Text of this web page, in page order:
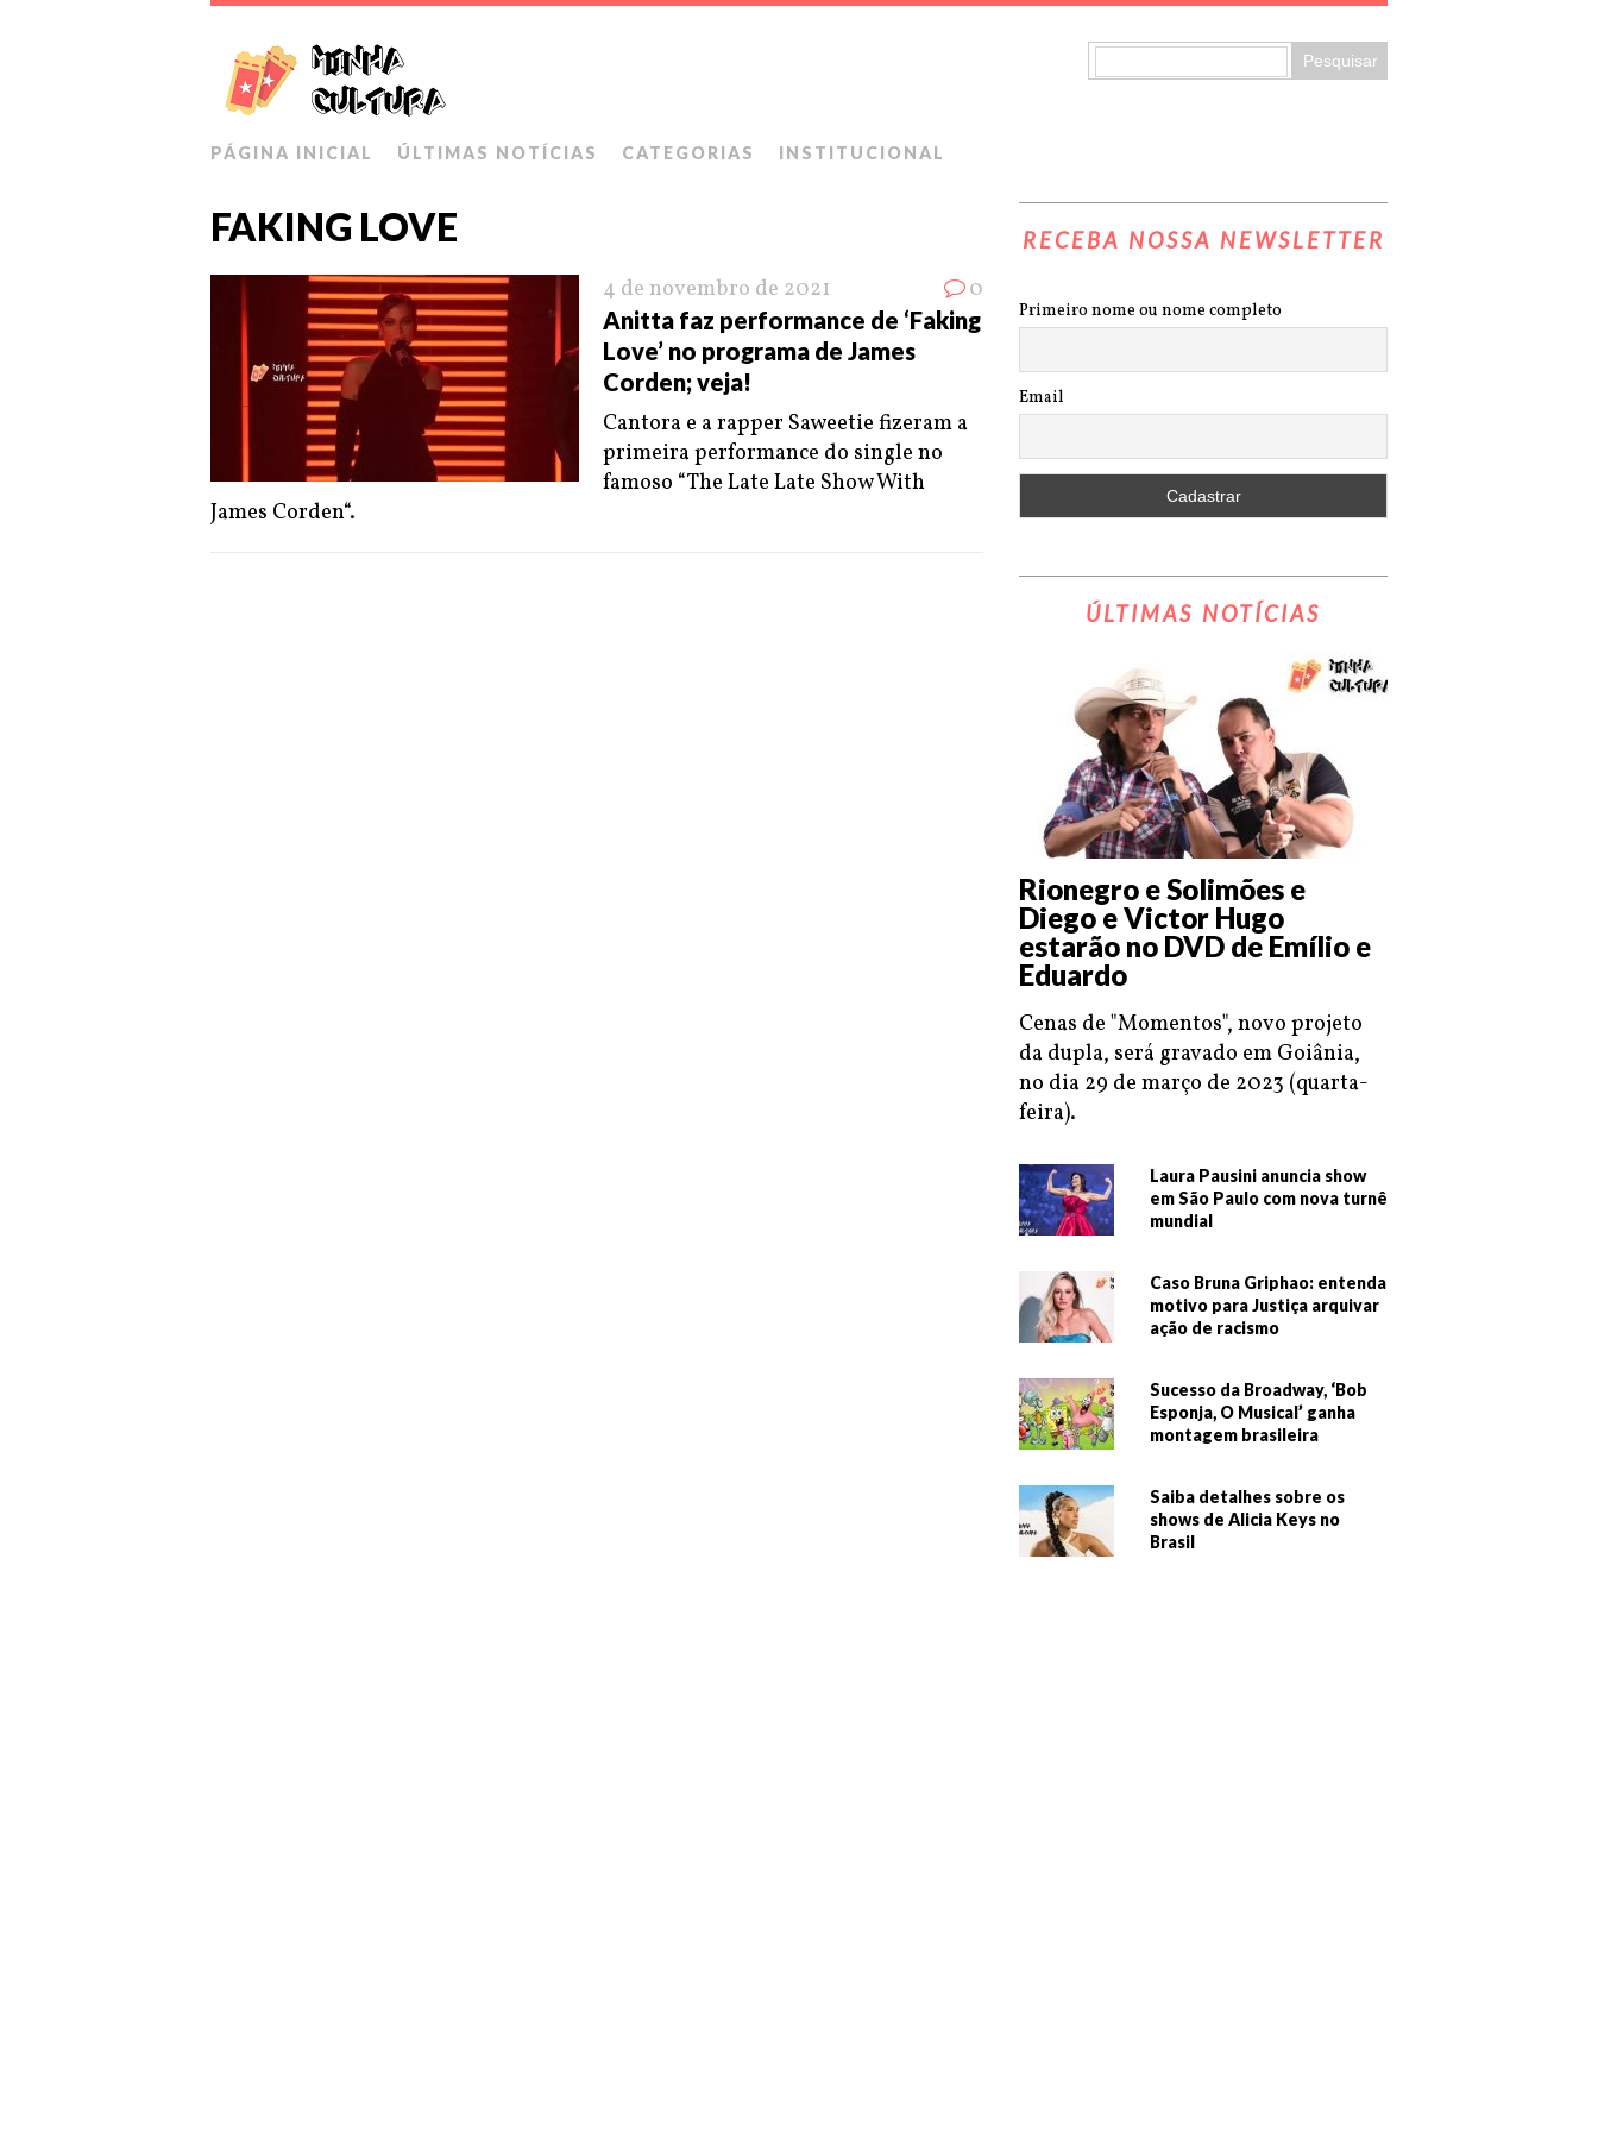
PÁGINA INICIAL ÚLTIMAS NOTÍCIAS CATEGORIAS INSTITUCIONAL
FAKING LOVE
4 de novembro de 2021 0
Anitta faz performance de ‘Faking
Love’ no programa de James
Corden; veja!
Cantora e a rapper Saweetie fizeram a
primeira performance do single no
famoso “The Late Late Show With
James Corden“.
RECEBA NOSSA NEWSLETTER
Primeiro nome ou nome completo
Email
ÚLTIMAS NOTÍCIAS
Rionegro e Solimões e
Diego e Victor Hugo
estarão no DVD de Emílio e
Eduardo
Cenas de "Momentos", novo projeto
da dupla, será gravado em Goiânia,
no dia 29 de março de 2023 (quarta-
feira).
Laura Pausini anuncia show
em São Paulo com nova turnê
mundial
Caso Bruna Griphao: entenda
motivo para Justiça arquivar
ação de racismo
Sucesso da Broadway, ‘Bob
Esponja, O Musical’ ganha
montagem brasileira
Saiba detalhes sobre os
shows de Alicia Keys no
Brasil